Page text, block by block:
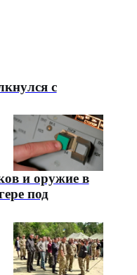
с
и оружие в
под